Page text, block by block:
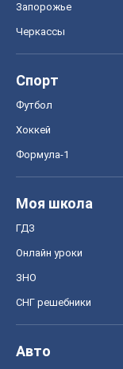
Запорожье
Черкассы
Спорт
Футбол
Хоккей
Формула-1
Моя школа
ГДЗ
Онлайн уроки
ЗНО
СНГ решебники
Авто